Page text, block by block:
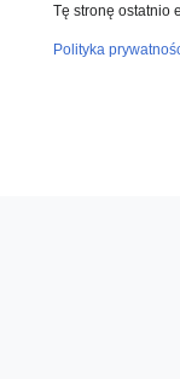
Tę stronę ostatnio
Polityka